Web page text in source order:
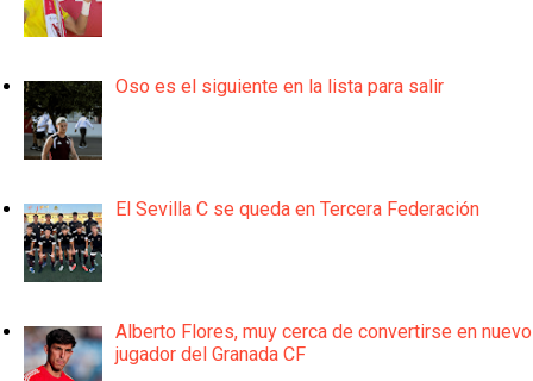
Oso es el siguiente en la lista para salir
El Sevilla C se queda en Tercera Federación
Alberto Flores, muy cerca de convertirse en nuevo
jugador del Granada CF